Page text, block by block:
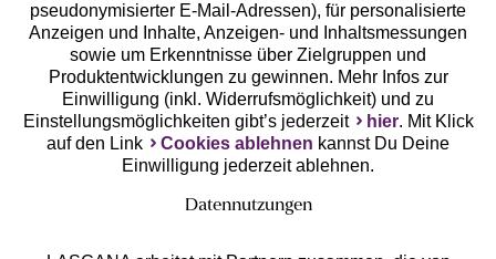
Unsere Apps
pseudonymisierter E-Mail-Adressen), für personalisierte
Anzeigen und Inhalte, Anzeigen- und Inhaltsmessungen
sowie um Erkenntnisse über Zielgruppen und
Produktentwicklungen zu gewinnen. Mehr Infos zur
Einwilligung (inkl. Widerrufsmöglichkeit) und zu
Einstellungsmöglichkeiten gibt’s jederzeit
hier. Mit Klick
auf den Link
Cookies ablehnen kannst Du Deine
Einwilligung jederzeit ablehnen.
Datennutzungen